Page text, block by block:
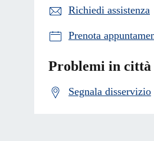
Richiedi assistenza
Prenota
Problemi in città
Segnala disservizio